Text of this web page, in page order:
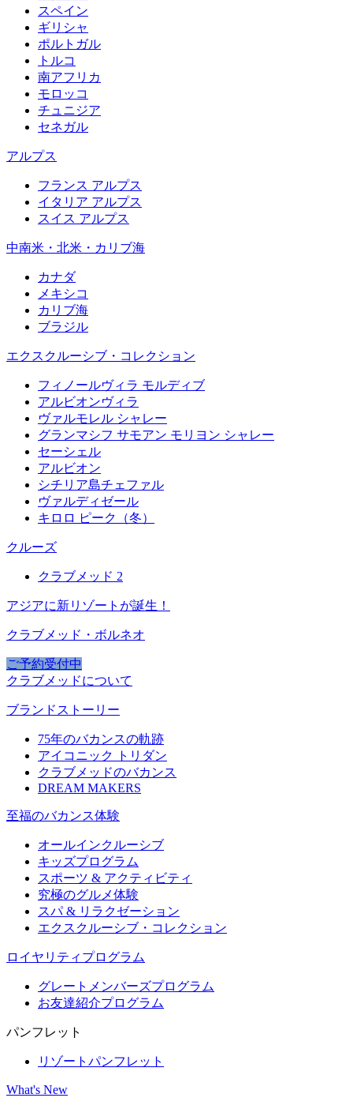
スペイン
ギリシャ
ポルトガル
トルコ
南アフリカ
モロッコ
チュニジア
セネガル
アルプス
フランス アルプス
イタリア アルプス
スイス アルプス
中南米・北米・カリブ海
カナダ
メキシコ
カリブ海
ブラジル
エクスクルーシブ・コレクション
フィノールヴィラ モルディブ
アルビオンヴィラ
ヴァルモレル シャレー
グランマシフ サモアン モリヨン シャレー
セーシェル
アルビオン
シチリア島チェファル
ヴァルディゼール
キロロ ピーク（冬）
クルーズ
クラブメッド 2
アジアに新リゾートが誕生！
クラブメッド・ボルネオ
ご予約受付中
クラブメッドについて
ブランドストーリー
75年のバカンスの軌跡
アイコニック トリダン
クラブメッドのバカンス
DREAM MAKERS
至福のバカンス体験
オールインクルーシブ
キッズプログラム
スポーツ & アクティビティ​
究極のグルメ体験
スパ & リラクゼーション
エクスクルーシブ・コレクション
ロイヤリティプログラム
グレートメンバーズプログラム
お友達紹介プログラム
パンフレット
リゾートパンフレット
What's New